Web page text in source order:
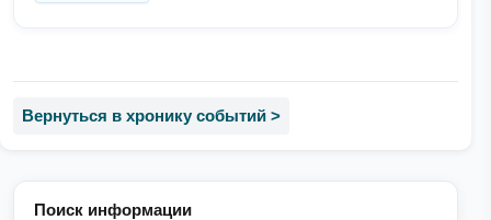
Поиск информации
Вернуться в хронику событий >